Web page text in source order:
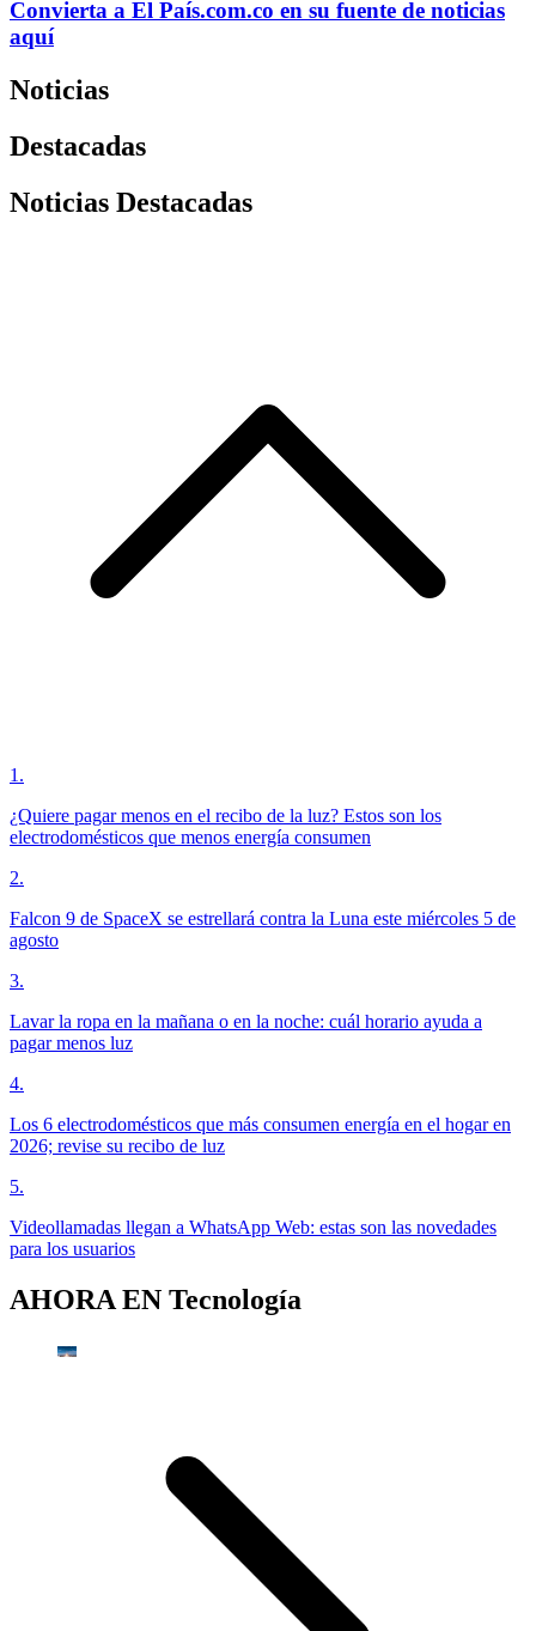
Convierta a El País.com.co en su fuente de noticias
aquí
Noticias
Destacadas
Noticias Destacadas
1 .
¿Quiere pagar menos en el recibo de la luz? Estos son los
electrodomésticos que menos energía consumen
2.
Falcon 9 de SpaceX se estrellará contra la Luna este miércoles 5 de
agosto
3.
Lavar la ropa en la mañana o en la noche: cuál horario ayuda a
pagar menos luz
4.
Los 6 electrodomésticos que más consumen energía en el hogar en
2026; revise su recibo de luz
5.
Videollamadas llegan a WhatsApp Web: estas son las novedades
para los usuarios
AHORA EN Tecnología